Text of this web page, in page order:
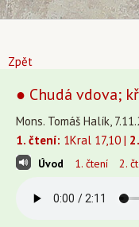
Zpět
● Chudá vdova;
Mons. Tomáš Halík,
1. čtení: 1Kral 17,10 |
Úvod 1. čtení 2.